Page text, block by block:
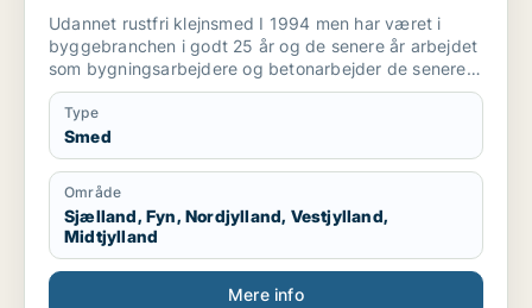
Udannet rustfri klejnsmed I 1994 men har været i
byggebranchen i godt 25 år og de senere år arbejdet
som bygningsarbejdere og betonarbejder de senere
år som kranfører som jeg er pt.
Type
Smed
Område
Sjælland, Fyn, Nordjylland, Vestjylland,
Midtjylland
Mere info